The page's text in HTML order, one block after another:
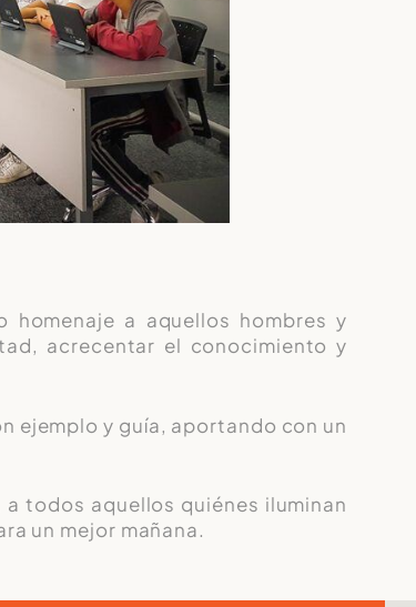
homenaje a aquellos hombres y
acrecentar el conocimiento y
ejemplo y guía, aportando con un
todos aquellos quiénes iluminan
un mejor mañana.